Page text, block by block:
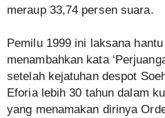
meraup 33,74 persen suara.
Pemilu 1999 ini laksana
menambahkan kata
setelah kejatuhan despot
Eforia lebih 30 tahun dalam
yang menamakan dirinya